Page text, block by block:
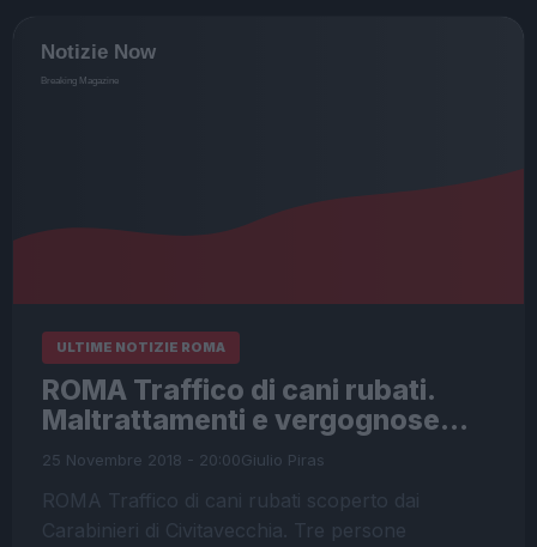
ULTIME NOTIZIE ROMA
ROMA Traffico di cani rubati.
Maltrattamenti e vergognose…
25 Novembre 2018 - 20:00Giulio Piras
ROMA Traffico di cani rubati scoperto dai
Carabinieri di Civitavecchia. Tre persone